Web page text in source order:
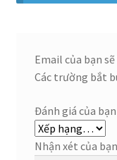
Email của bạn
Các trường bắt
Đánh giá của bạn
Nhận xét của bạn